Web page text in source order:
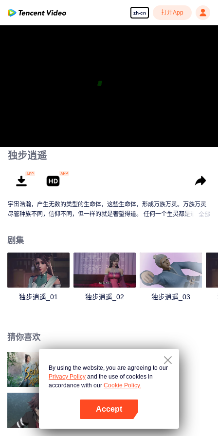
zh-cn 打开App
独步逍遥
宇宙浩瀚，产生无数的类型的生命体，这些生命体，形成万族万灵。万族万灵
尽管种族不同，信仰不同，但一样的就是奢望得道。 任何一个生灵都是道心蒙
个时代，只能支撑少数一些人得道。得道者，以为站在了世间之巅，以后可以
恣意逍遥。但却发现，即使得道。同样难逃厄运，在他们之上有着主宰，收割
着一个又一个的时代，收割着天下修行者为了维持他们野心。万族万灵，不过
是被这些主宰豢养而已。 这些主宰，收割着得道者，收割着每个世界的灵华，
摧毁一个个世界。 历代得道者，都不甘被收割，不断的反抗，可是每一次都失
败。 直到……主角叶宇出现，他剥开了一个个时代，剥开了一个个秘密。随着
他展开了史诗级的画卷，在这壮阔的世界中，不断的成长，经历爱情和友情，
全部
剧集
独步逍遥_01 独步逍遥_02 独步逍遥_03
猜你喜欢
穿书自救指南
全职法师 第1季
By using the website, you are agreeing to our
Privacy Policy and the use of cookies in
accordance with our Cookie Policy.
Accept